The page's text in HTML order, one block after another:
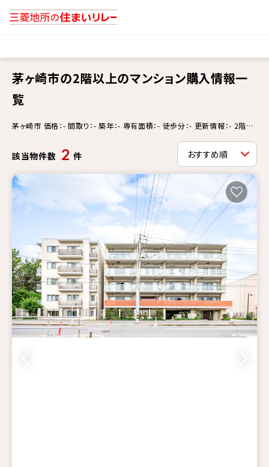
茅ヶ崎市の2階以上のマンション購入情報一
覧
茅ヶ崎市 価格：- 間取り：- 築年：- 専有面積：- 徒歩分：- 更新情報：- 2階以
該当物件数 2 件